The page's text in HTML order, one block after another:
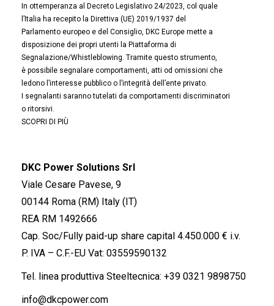
In ottemperanza al Decreto Legislativo 24/2023, col quale
l’Italia ha recepito la Direttiva (UE) 2019/1937 del
Parlamento europeo e del Consiglio, DKC Europe mette a
disposizione dei propri utenti la Piattaforma di
Segnalazione/Whistleblowing. Tramite questo strumento,
è possibile segnalare comportamenti, atti od omissioni che
ledono l’interesse pubblico o l’integrità dell’ente privato.
I segnalanti saranno tutelati da comportamenti discriminatori
o ritorsivi.
SCOPRI DI PIÙ
DKC Power Solutions Srl
Viale Cesare Pavese, 9
00144 Roma (RM) Italy (IT)
REA RM 1492666
Cap. Soc/Fully paid-up share capital 4.450.000 € i.v.
P. IVA – C.F.-EU Vat: 03559590132
Tel. linea produttiva Steeltecnica: +39 0321 9898750
info@dkcpower.com